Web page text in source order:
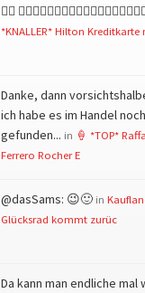
👍🏻
*KNALLER* Hilton Kreditkarte
Danke, dann
ich habe es im Handel
gefunden... in 🍦 *TOP*
Ferrero Rocher E
@dasSams: 😉🙂 in
Glücksrad kommt zurüc
Da kann man endliche mal